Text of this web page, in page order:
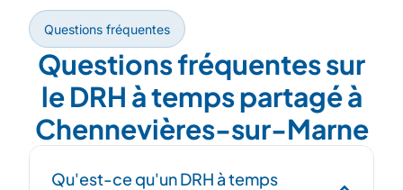
Questions fréquentes
Questions fréquentes sur
le DRH à temps partagé à
Chennevières-sur-Marne
Qu'est-ce qu'un DRH à temps